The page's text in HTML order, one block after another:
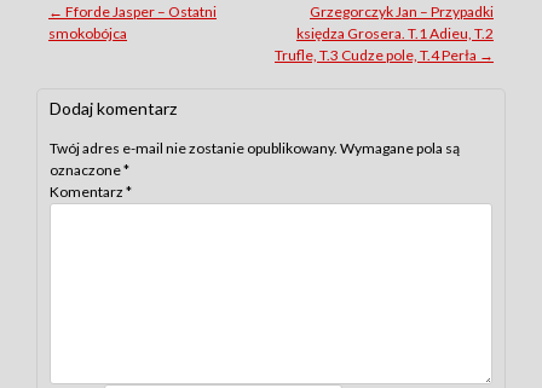
Post
navigation
← Fforde Jasper – Ostatni
smokobójca
Grzegorczyk Jan – Przypadki
księdza Grosera. T.1 Adieu, T.2
Trufle, T.3 Cudze pole, T.4 Perła →
Dodaj komentarz
Twój adres e-mail nie zostanie opublikowany. Wymagane pola są
oznaczone*
Komentarz *